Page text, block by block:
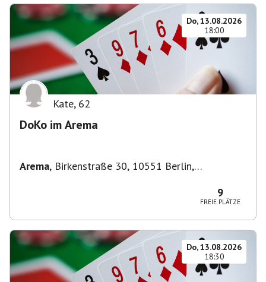
Do, 13.08.2026
18:00
Kate, 62
DoKo im Arema
Arema, Birkenstraße 30, 10551 Berlin,
9
FREIE PLÄTZE
Do, 13.08.2026
18:30